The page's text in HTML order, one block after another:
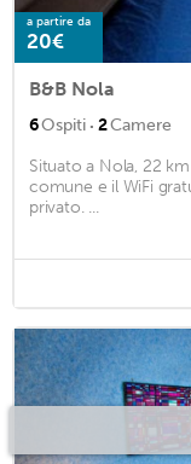
a partire da
20€
B&B Nola
6Ospiti · 2Camere
Situato a Nola, 22
comune e il WiFi
privato. ...